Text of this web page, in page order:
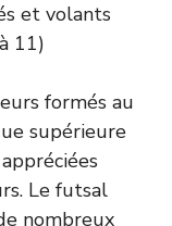
et volants
11)
formés au
supérieure
Le futsal
nombreux